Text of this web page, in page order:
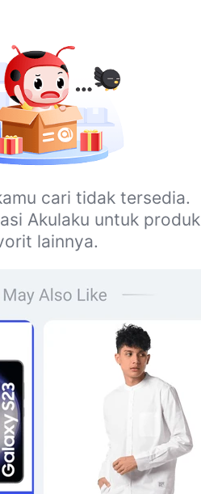
cari tidak tersedia.
Akulaku untuk produk
lainnya.